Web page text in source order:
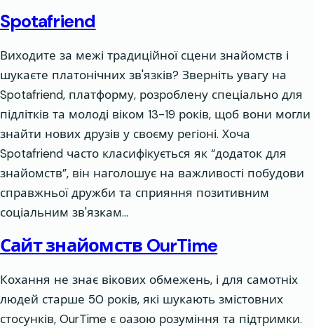
Spotafriend
Виходите за межі традиційної сцени знайомств і
шукаєте платонічних зв'язків? Зверніть увагу на
Spotafriend, платформу, розроблену спеціально для
підлітків та молоді віком 13-19 років, щоб вони могли
знайти нових друзів у своєму регіоні. Хоча
Spotafriend часто класифікується як “додаток для
знайомств”, він наголошує на важливості побудови
справжньої дружби та сприяння позитивним
соціальним зв'язкам…
Сайт знайомств OurTime
Кохання не знає вікових обмежень, і для самотніх
людей старше 50 років, які шукають змістовних
стосунків, OurTime є оазою розуміння та підтримки.